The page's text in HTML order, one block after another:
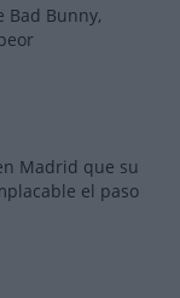
Bad Bunny,
Madrid que su
el paso